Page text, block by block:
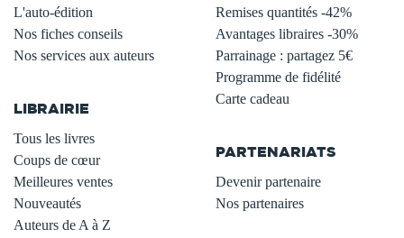
L'auto-édition
Nos fiches conseils
Nos services aux auteurs
LIBRAIRIE
Tous les livres
Coups de cœur
Meilleures ventes
Nouveautés
Auteurs de A à Z
Remises quantités -42%
Avantages libraires -30%
Parrainage : partagez 5€
Programme de fidélité
Carte cadeau
PARTENARIATS
Devenir partenaire
Nos partenaires